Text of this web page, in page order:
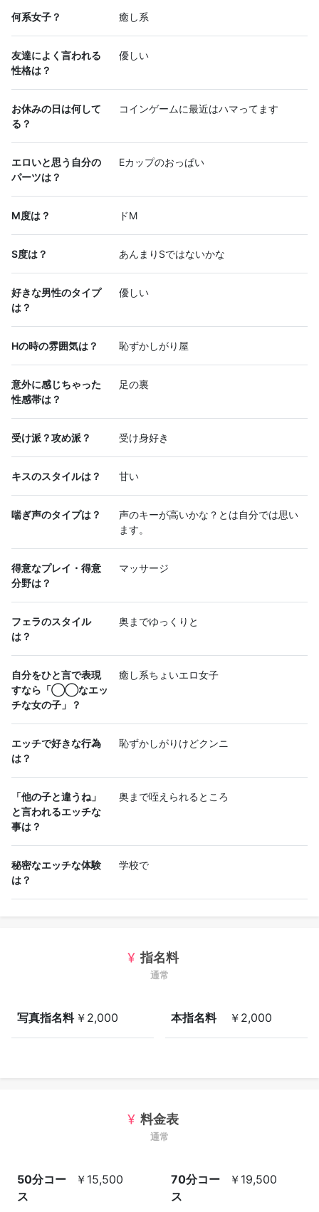
何系女子？ 癒し系
友達によく言われる
性格は？
優しい
お休みの日は何して
る？
コインゲームに最近はハマってます
エロいと思う自分の
パーツは？
Eカップのおっぱい
M度は？ ドM
S度は？ あんまりSではないかな
好きな男性のタイプ
は？
優しい
Hの時の雰囲気は？ 恥ずかしがり屋
意外に感じちゃった
性感帯は？
足の裏
受け派？攻め派？ 受け身好き
キスのスタイルは？ 甘い
喘ぎ声のタイプは？
声のキーが高いかな？とは自分では思い
ます。
得意なプレイ・得意
分野は？
マッサージ
フェラのスタイル
は？
奥までゆっくりと
自分をひと言で表現
すなら「◯◯なエッ
チな女の子」？
癒し系ちょいエロ女子
エッチで好きな行為
は？
恥ずかしがりけどクンニ
「他の子と違うね」
と言われるエッチな
事は？
奥まで咥えられるところ
秘密なエッチな体験
は？
学校で
指名料
通常
写真指名料 ￥2,000 本指名料 ￥2,000
料金表
通常
50分コー
ス
￥15,500
70分コー
ス
￥19,500